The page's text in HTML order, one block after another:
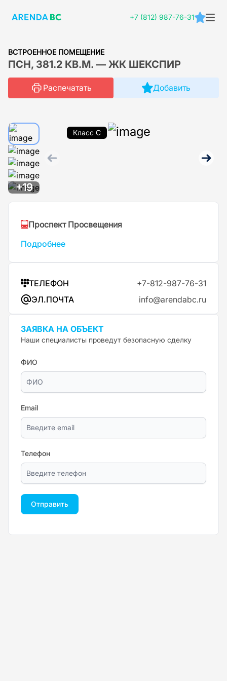
+7 (812) 987-76-31
ВСТРОЕННОЕ ПОМЕЩЕНИЕ
ПСН, 381.2 КВ.М. — ЖК ШЕКСПИР
Распечатать Добавить
Класс C
+19
Проспект Просвещения
Подробнее
ТЕЛЕФОН
+7-812-987-76-31
ЭЛ.ПОЧТА
info@arendabc.ru
ЗАЯВКА НА ОБЪЕКТ
Наши специалисты проведут безопасную сделку
ФИО
Email
Телефон
Отправить